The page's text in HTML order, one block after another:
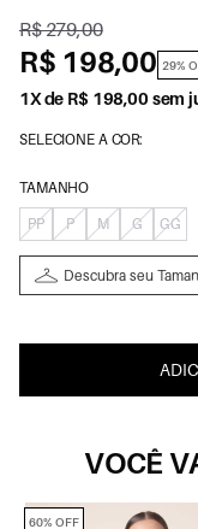
R$ 279,00
R$ 198,00 29%
1X de R$ 198,00 sem
SELECIONE A COR:
TAMANHO
PP
P M G GG
Descubra seu
VOCÊ
60% OFF